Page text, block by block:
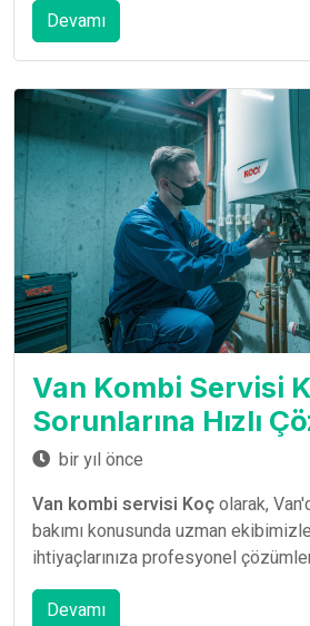
Devamı
Van Kombi Servisi
Sorunlarına Hızlı
bir yıl önce
Van kombi servisi Koçolarak,
bakımı konusunda uzman ekibimizle
ihtiyaçlarınıza profesyonel
Devamı